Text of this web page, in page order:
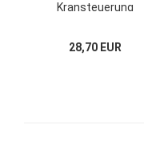
Kransteuerung
28,70 EUR